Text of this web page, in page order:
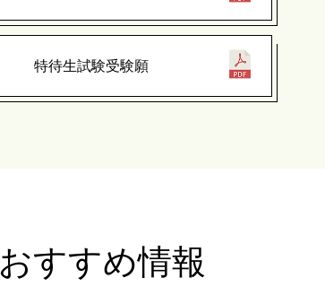
特待生試験受験願
おすすめ情報